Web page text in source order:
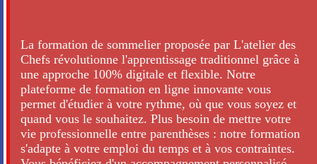
La formation de sommelier proposée par L'atelier des
Chefs révolutionne l'apprentissage traditionnel grâce à
une approche 100% digitale et flexible. Notre
plateforme de formation en ligne innovante vous
permet d'étudier à votre rythme, où que vous soyez et
quand vous le souhaitez. Plus besoin de mettre votre
vie professionnelle entre parenthèses : notre formation
s'adapte à votre emploi du temps et à vos contraintes.